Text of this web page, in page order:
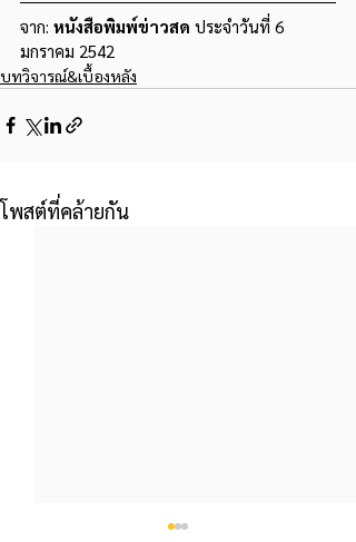
จาก: หนังสือพิมพ์ข่าวสด ประจำวันที่ 6
มกราคม 2542
บทวิจารณ์&เบื้องหลัง
โพสต์ที่คล้ายกัน